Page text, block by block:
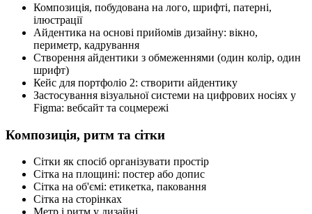
Композиція, побудована на лого, шрифті, патерні,
ілюстрації
Айдентика на основі прийомів дизайну: вікно,
периметр, кадрування
Створення айдентики з обмеженнями (один колір, один
шрифт)
Кейс для портфоліо 2: створити айдентику
Застосування візуальної системи на цифрових носіях у
Figma: вебсайт та соцмережі
Композиція, ритм та сітки
Сітки як спосіб організувати простір
Сітка на площині: постер або допис
Сітка на об'ємі: етикетка, паковання
Сітка на сторінках